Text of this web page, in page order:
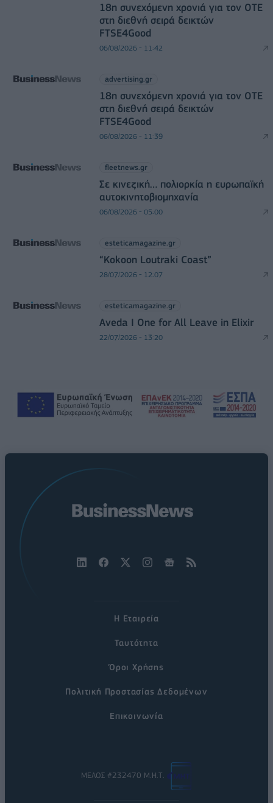
18η συνεχόμενη χρονιά για τον ΟΤΕ
στη διεθνή σειρά δεικτών
FTSE4Good
06/08/2026 - 11:42
advertising.gr
18η συνεχόμενη χρονιά για τον ΟΤΕ
στη διεθνή σειρά δεικτών
FTSE4Good
06/08/2026 - 11:39
fleetnews.gr
Σε κινεζική… πολιορκία η ευρωπαϊκή
αυτοκινητοβιομηχανία
06/08/2026 - 05:00
esteticamagazine.gr
“Kokoon Loutraki Coast”
28/07/2026 - 12:07
esteticamagazine.gr
Aveda I One for All Leave in Elixir
22/07/2026 - 13:20
Η Εταιρεία
Ταυτότητα
Όροι Χρήσης
Πολιτική Προστασίας Δεδομένων
Επικοινωνία
ΜΕΛΟΣ #232470 Μ.Η.Τ.